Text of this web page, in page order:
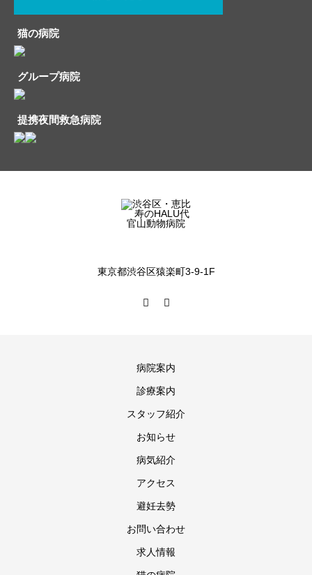
猫の病院
グループ病院
提携夜間救急病院
東京都渋谷区猿楽町3-9-1F
病院案内
診療案内
スタッフ紹介
お知らせ
病気紹介
アクセス
避妊去勢
お問い合わせ
求人情報